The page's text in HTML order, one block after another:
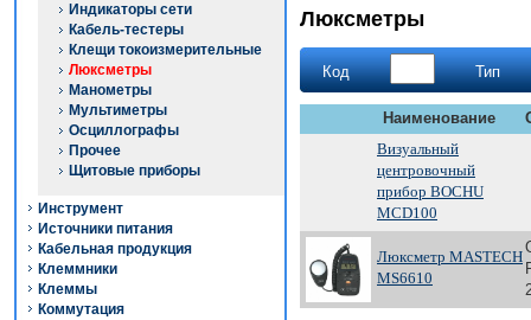
Индикаторы сети
Кабель-тестеры
Клещи токоизмерительные
Люксметры
Манометры
Мультиметры
Осциллографы
Прочее
Щитовые приборы
Инструмент
Источники питания
Кабельная продукция
Клеммники
Клеммы
Коммутация
Люксметры
Код Тип
Наименование
Визуальный
центровочный
прибор BOCHU
MCD100
Люксметр MASTECH
MS6610